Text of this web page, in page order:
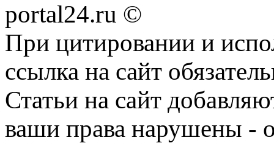
portal24.ru ©
При цитировании и
ссылка на сайт
Статьи на сайт
ваши права нарушены -